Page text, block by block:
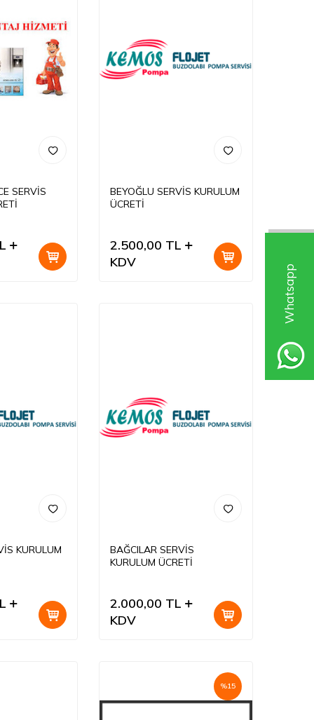
W
h
a
t
s
a
p
p
D
e
s
t
e
k
H
a
t
t
SERVİS
BEYOĞLU SERVİS KURULUM
ÜCRETİ
2.500,00 TL
KDV
KURULUM
BAĞCILAR SERVİS
KURULUM ÜCRETİ
2.000,00 TL
KDV
%15